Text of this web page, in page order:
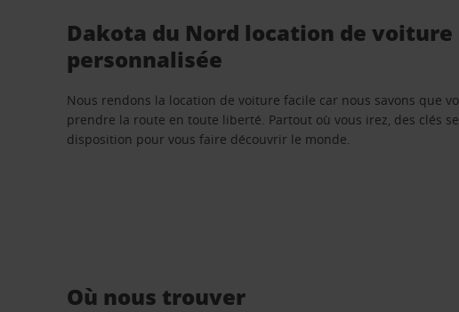
Dakota du Nord location de voiture
personnalisée
Nous rendons la location de voiture facile car nous savons que
prendre la route en toute liberté. Partout où vous irez, des clés
disposition pour vous faire découvrir le monde.
Où nous trouver